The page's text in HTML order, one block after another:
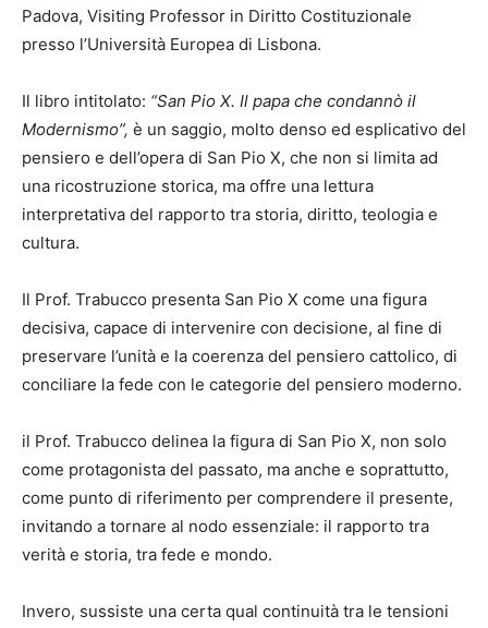
Padova, Visiting Professor in Diritto Costituzionale
presso l’Università Europea di Lisbona.
Il libro intitolato: “San Pio X. Il papa che condannò il
Modernismo”, è un saggio, molto denso ed esplicativo del
pensiero e dell’opera di San Pio X, che non si limita ad
una ricostruzione storica, ma offre una lettura
interpretativa del rapporto tra storia, diritto, teologia e
cultura.
Il Prof. Trabucco presenta San Pio X come una figura
decisiva, capace di intervenire con decisione, al fine di
preservare l’unità e la coerenza del pensiero cattolico, di
conciliare la fede con le categorie del pensiero moderno.
il Prof. Trabucco delinea la figura di San Pio X, non solo
come protagonista del passato, ma anche e soprattutto,
come punto di riferimento per comprendere il presente,
invitando a tornare al nodo essenziale: il rapporto tra
verità e storia, tra fede e mondo.
Invero, sussiste una certa qual continuità tra le tensioni